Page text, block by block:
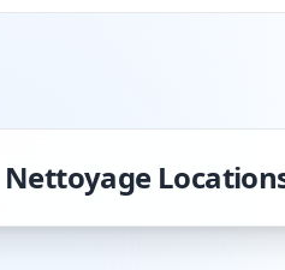
Nettoyage